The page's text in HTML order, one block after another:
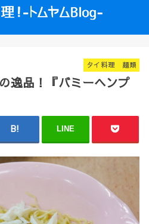
タイ料理 麺類
逸品！『バミーヘンプ
LINE